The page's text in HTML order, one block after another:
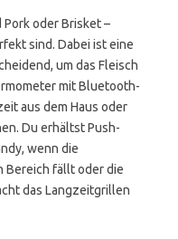
oder Brisket –
sind. Dabei ist eine
um das Fleisch
mit Bluetooth-
aus dem Haus oder
Du erhältst Push-
wenn die
Bereich fällt oder die
das Langzeitgrillen